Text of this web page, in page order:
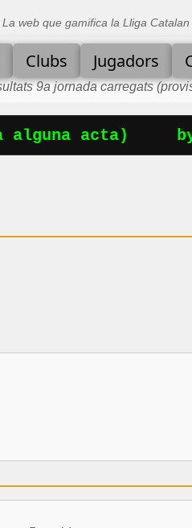
web que gamifica la Lliga
Clubs Jugadors
9a jornada carregats
acta)